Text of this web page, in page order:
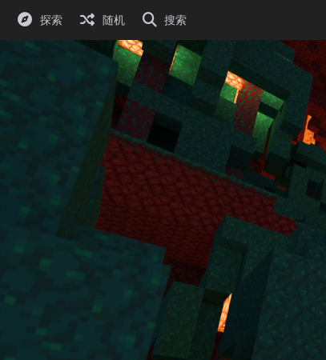
探索 随机 搜索